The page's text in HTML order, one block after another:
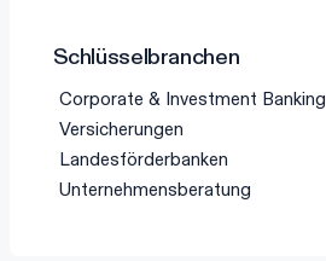
Schlüsselbranchen
Corporate & Investment Banking
Versicherungen
Landesförderbanken
Unternehmensberatung